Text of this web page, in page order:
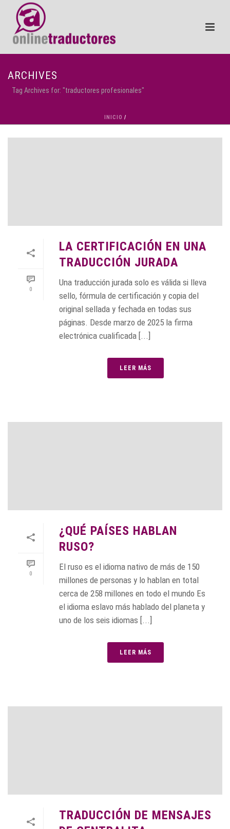
ARCHIVES
Tag Archives for: "traductores profesionales"
INICIO /
0
LA CERTIFICACIÓN EN UNA
TRADUCCIÓN JURADA
Una traducción jurada solo es válida si lleva
sello, fórmula de certificación y copia del
original sellada y fechada en todas sus
páginas. Desde marzo de 2025 la firma
electrónica cualificada [...]
LEER MÁS
0
¿QUÉ PAÍSES HABLAN
RUSO?
El ruso es el idioma nativo de más de 150
millones de personas y lo hablan en total
cerca de 258 millones en todo el mundo Es
el idioma eslavo más hablado del planeta y
uno de los seis idiomas [...]
LEER MÁS
TRADUCCIÓN DE MENSAJES